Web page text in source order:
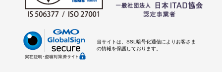
当サイトは、SSL暗号化通信によりお客さま
の情報を保護しております。